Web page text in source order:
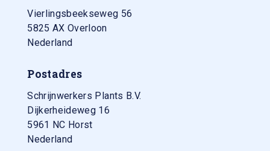
Vierlingsbeekseweg 56
5825 AX Overloon
Nederland
Postadres
Schrijnwerkers Plants B.V.
Dijkerheideweg 16
5961 NC Horst
Nederland